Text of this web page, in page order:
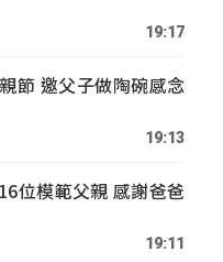
19:17
節 邀父子做陶碗感念
19:13
位模範父親 感謝爸爸
19:11